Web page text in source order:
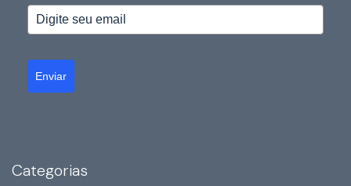
Enviar
Categorias